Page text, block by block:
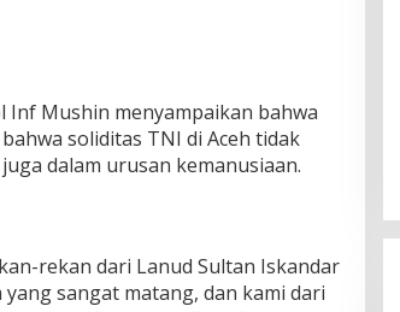
Inf Mushin menyampaikan bahwa
soliditas TNI di Aceh tidak
dalam urusan kemanusiaan.
rekan dari Lanud Sultan Iskandar
sangat matang, dan kami dari
Silaturahmi Lintas Sektor di Kuta
Alam, TNI–Polri dan Desa
Perkokoh Kebersamaan
Di Banda Aceh | 6 Agustus 2026